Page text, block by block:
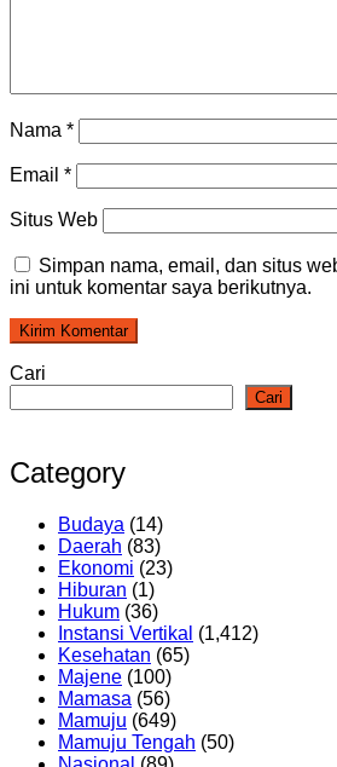
Nama *
Email *
Situs Web
Simpan nama, email, dan situs
ini untuk komentar saya berikutnya.
Cari
Cari
Category
Budaya (14)
Daerah (83)
Ekonomi (23)
Hiburan (1)
Hukum (36)
Instansi Vertikal (1,412)
Kesehatan (65)
Majene (100)
Mamasa (56)
Mamuju (649)
Mamuju Tengah (50)